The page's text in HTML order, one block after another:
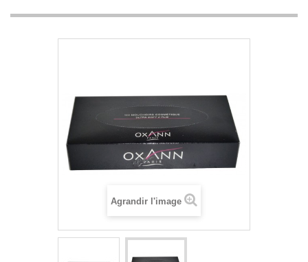
Agrandir l'image